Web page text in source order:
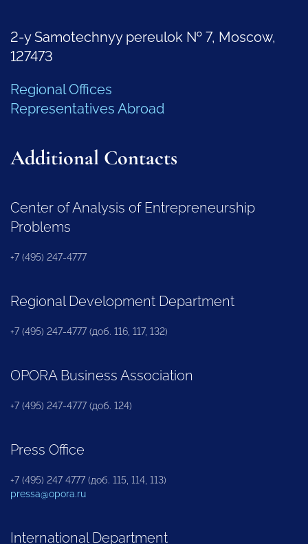
2-y Samotechnyy pereulok № 7, Moscow,
127473
Regional Offices
Representatives Abroad
Additional Contacts
Center of Analysis of Entrepreneurship
Problems
+7 (495) 247-4777
Regional Development Department
+7 (495) 247-4777 (доб. 116, 117, 132)
OPORA Business Association
+7 (495) 247-4777 (доб. 124)
Press Office
+7 (495) 247 4777 (доб. 115, 114, 113)
pressa@opora.ru
International Department